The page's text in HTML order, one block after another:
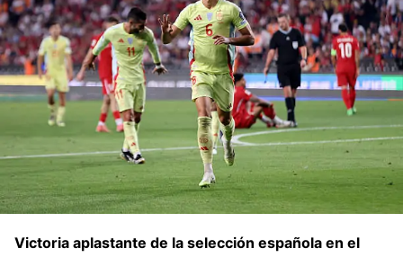
Victoria aplastante de la selección española en el